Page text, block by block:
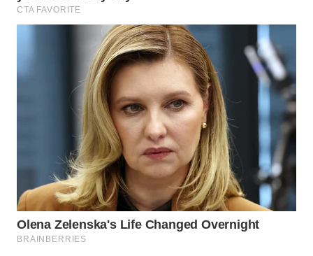
WAHANA
INFRASTRUKTUR
WAHANA
KONSUMEN
WAHANA
LISTRIK